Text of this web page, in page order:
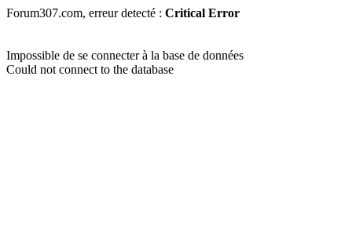
Forum307.com, erreur detecté : Critical Error
Impossible de se connecter à la base de données
Could not connect to the database